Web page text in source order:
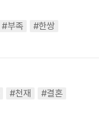
#부족 #한쌍
#천재
#결혼